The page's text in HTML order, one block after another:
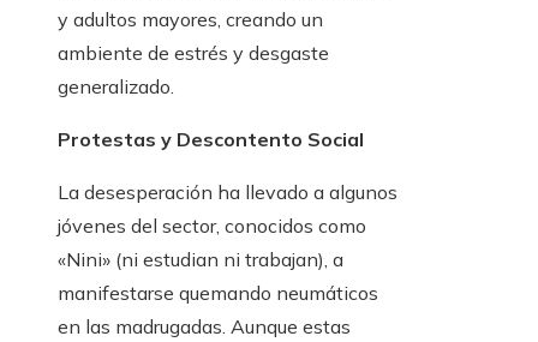
y adultos mayores, creando un
ambiente de estrés y desgaste
generalizado.
Protestas y Descontento Social
La desesperación ha llevado a algunos
jóvenes del sector, conocidos como
«Nini» (ni estudian ni trabajan), a
manifestarse quemando neumáticos
en las madrugadas. Aunque estas